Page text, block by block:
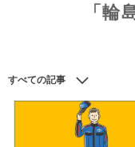
「輪
すべての記事